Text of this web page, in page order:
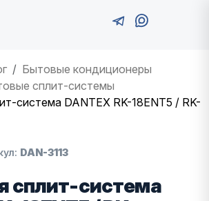
Бытовые кондиционеры
сплит-системы
система DANTEX RK-18ENT5 / RK-
DAN-3113
сплит-система